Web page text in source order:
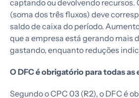
captando ou devolvendo recursos.
(soma dos três fluxos) deve
saldo de caixa do período.
que a empresa está gerando mais
gastando, enquanto reduções
O DFC é obrigatório para todas as
Segundo o CPC 03 (R2), o DFC é